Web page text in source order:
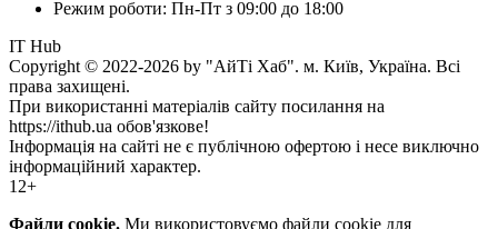
Режим роботи: Пн-Пт з 09:00 до 18:00
IT Hub
Copyright © 2022-2026 by "АйТі Хаб". м. Київ, Україна. Всі
права захищені.
При використанні матеріалів сайту посилання на
https://ithub.ua обов'язкове!
Інформація на сайті не є публічною офертою і несе виключно
інформаційний характер.
12+
Файли cookie. Ми використовуємо файли cookie для